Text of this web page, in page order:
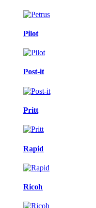
Pilot
Post-it
Pritt
Rapid
Ricoh